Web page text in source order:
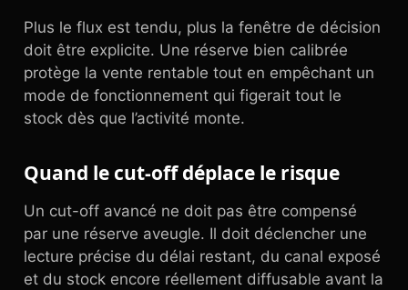
Plus le flux est tendu, plus la fenêtre de décision
doit être explicite. Une réserve bien calibrée
protège la vente rentable tout en empêchant un
mode de fonctionnement qui figerait tout le
stock dès que l’activité monte.
Quand le cut-off déplace le risque
Un cut-off avancé ne doit pas être compensé
par une réserve aveugle. Il doit déclencher une
lecture précise du délai restant, du canal exposé
et du stock encore réellement diffusable avant la